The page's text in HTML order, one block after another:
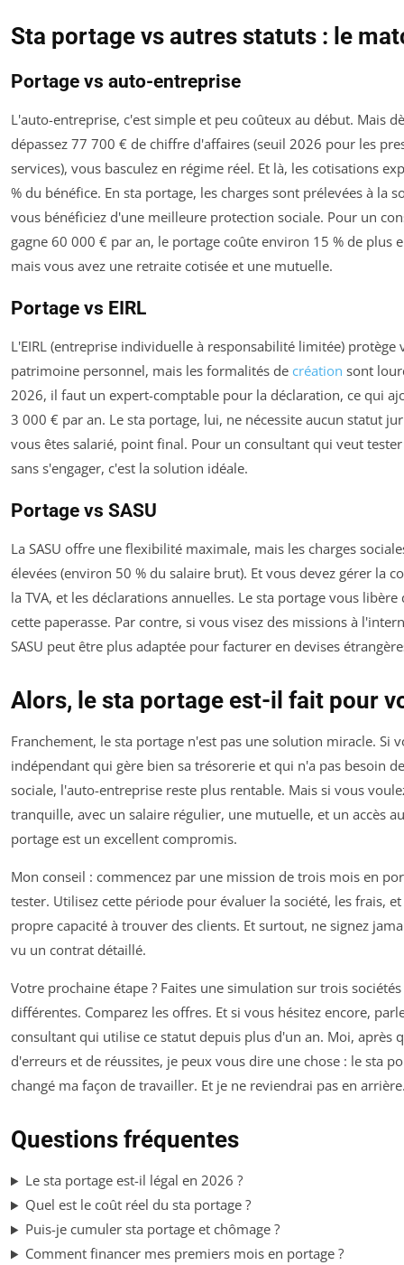
Sta portage vs autres statuts : le
Portage vs auto-entreprise
L'auto-entreprise, c'est simple et peu coûteux au début. Mais
dépassez 77 700 € de chiffre d'affaires (seuil 2026 pour les
services), vous basculez en régime réel. Et là, les cotisations
% du bénéfice. En sta portage, les charges sont prélevées à la
vous bénéficiez d'une meilleure protection sociale. Pour un
gagne 60 000 € par an, le portage coûte environ 15 % de plus
mais vous avez une retraite cotisée et une mutuelle.
Portage vs EIRL
L'EIRL (entreprise individuelle à responsabilité limitée) protège
patrimoine personnel, mais les formalités de création sont
2026, il faut un expert-comptable pour la déclaration, ce qui
3 000 € par an. Le sta portage, lui, ne nécessite aucun statut
vous êtes salarié, point final. Pour un consultant qui veut
sans s'engager, c'est la solution idéale.
Portage vs SASU
La SASU offre une flexibilité maximale, mais les charges
élevées (environ 50 % du salaire brut). Et vous devez gérer la
la TVA, et les déclarations annuelles. Le sta portage vous libère
cette paperasse. Par contre, si vous visez des missions à
SASU peut être plus adaptée pour facturer en devises
Alors, le sta portage est-il fait pour
Franchement, le sta portage n'est pas une solution miracle. Si
indépendant qui gère bien sa trésorerie et qui n'a pas besoin
sociale, l'auto-entreprise reste plus rentable. Mais si vous
tranquille, avec un salaire régulier, une mutuelle, et un accès
portage est un excellent compromis.
Mon conseil : commencez par une mission de trois mois en
tester. Utilisez cette période pour évaluer la société, les frais,
propre capacité à trouver des clients. Et surtout, ne signez
vu un contrat détaillé.
Votre prochaine étape ? Faites une simulation sur trois
différentes. Comparez les offres. Et si vous hésitez encore,
consultant qui utilise ce statut depuis plus d'un an. Moi, après
d'erreurs et de réussites, je peux vous dire une chose : le sta
changé ma façon de travailler. Et je ne reviendrai pas en
Questions fréquentes
Le sta portage est-il légal en 2026 ?
Quel est le coût réel du sta portage ?
Puis-je cumuler sta portage et chômage ?
Comment financer mes premiers mois en portage ?